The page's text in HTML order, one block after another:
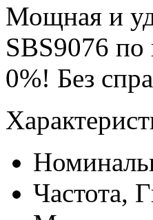
Мощная и
SBS9076 по
0%! Без
Частота,